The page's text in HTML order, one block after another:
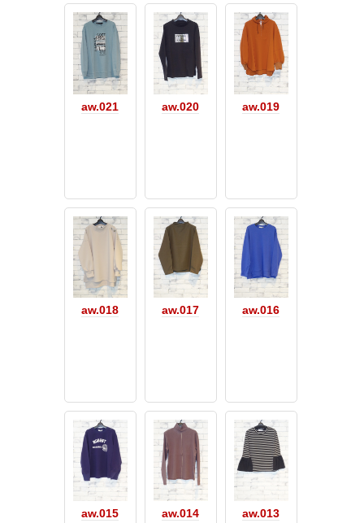
aw.021 aw.020 aw.019
aw.018 aw.017 aw.016
aw.015 aw.014 aw.013